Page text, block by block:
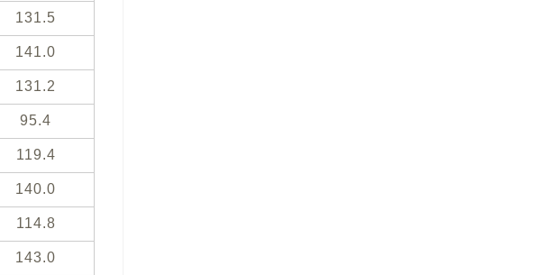
131.5
141.0
131.2
95.4
119.4
140.0
114.8
143.0